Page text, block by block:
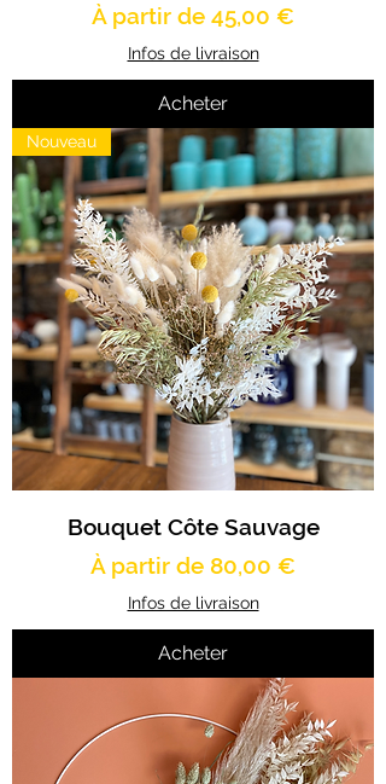
À partir de 45,00 €
Prix promotionnel
Infos de livraison
Acheter
Nouveau
Bouquet Côte Sauvage
À partir de 80,00 €
Prix promotionnel
Infos de livraison
Acheter